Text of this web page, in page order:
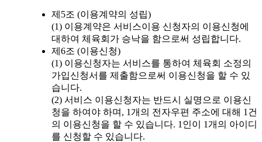
제5조 (이용계약의 성립)
(1) 이용계약은 서비스이용 신청자의 이용신청에
대하여 체육회가 승낙을 함으로써 성립합니다.
제6조 (이용신청)
(1) 이용신청자는 서비스를 통하여 체육회 소정의
가입신청서를 제출함으로써 이용신청을 할 수 있
습니다.
(2) 서비스 이용신청자는 반드시 실명으로 이용신
청을 하여야 하며, 1개의 전자우편 주소에 대해 1건
의 이용신청을 할 수 있습니다. 1인이 1개의 아이디
를 신청할 수 있습니다.